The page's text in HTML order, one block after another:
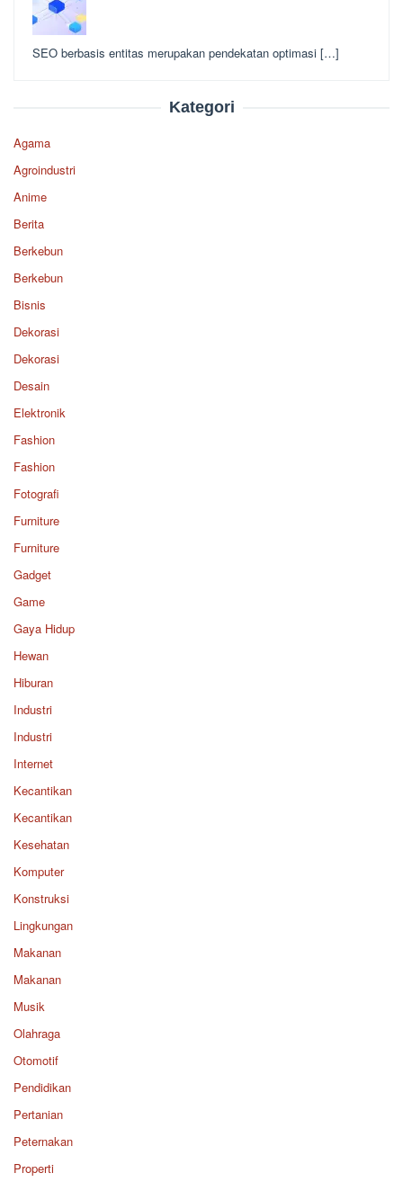
SEO berbasis entitas merupakan pendekatan optimasi […]
Kategori
Agama
Agroindustri
Anime
Berita
Berkebun
Berkebun
Bisnis
Dekorasi
Dekorasi
Desain
Elektronik
Fashion
Fashion
Fotografi
Furniture
Furniture
Gadget
Game
Gaya Hidup
Hewan
Hiburan
Industri
Industri
Internet
Kecantikan
Kecantikan
Kesehatan
Komputer
Konstruksi
Lingkungan
Makanan
Makanan
Musik
Olahraga
Otomotif
Pendidikan
Pertanian
Peternakan
Properti